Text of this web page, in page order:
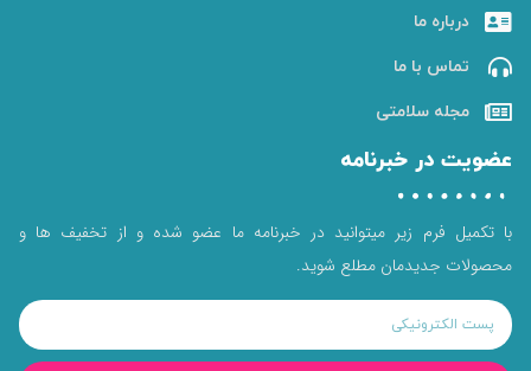
درباره ما
تماس با ما
مجله سلامتی
عضویت در خبرنامه
با تکمیل فرم زیر میتوانید در خبرنامه ما عضو شده و از تخفیف ها و
محصولات جدیدمان مطلع شوید.